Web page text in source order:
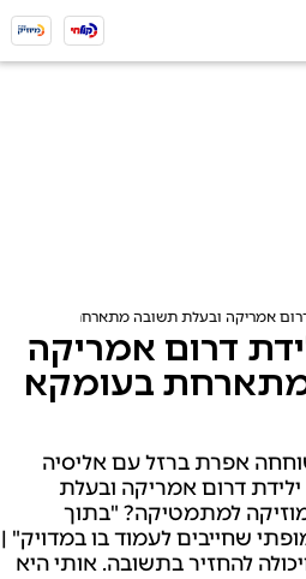
דרום אמריקה ובעלת תשובה מתארחת בעומקא
דרום אמריקה
בעומקא
אפרת ברזל עם אליסיה
דרום אמריקה ובעלת
למתמטיקה? "בתוך
שחייבים לעמוד בו במדויק" |
להחזיר בתשובה. אותי היא